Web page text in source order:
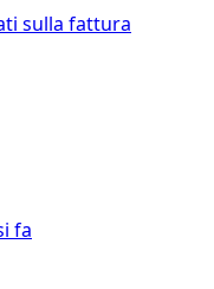
sulla fattura
fa